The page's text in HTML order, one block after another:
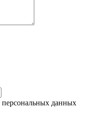
персональных данных